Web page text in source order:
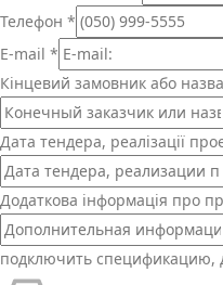
Телефон *
E-mail *
Кінцевий замовник або
Дата тендера, реалізації
Додаткова інформація про
подключить спецификацию,